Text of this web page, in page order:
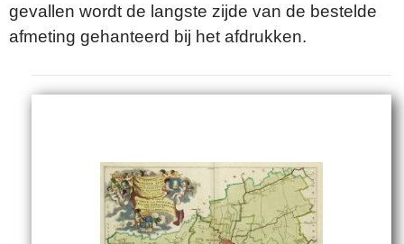
gevallen wordt de langste zijde van de bestelde
afmeting gehanteerd bij het afdrukken.